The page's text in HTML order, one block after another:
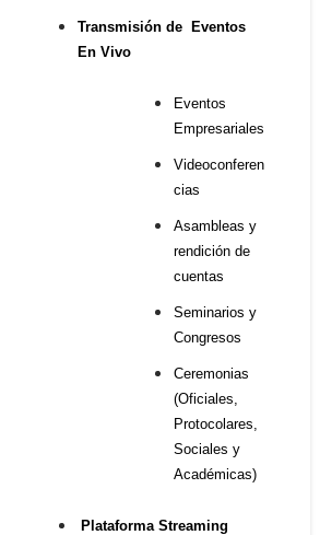
Transmisión de Eventos
En Vivo
Eventos
Empresariales
Videoconferen
cias
Asambleas y
rendición de
cuentas
Seminarios y
Congresos
Ceremonias
(Oficiales,
Protocolares,
Sociales y
Académicas)
Plataforma Streaming